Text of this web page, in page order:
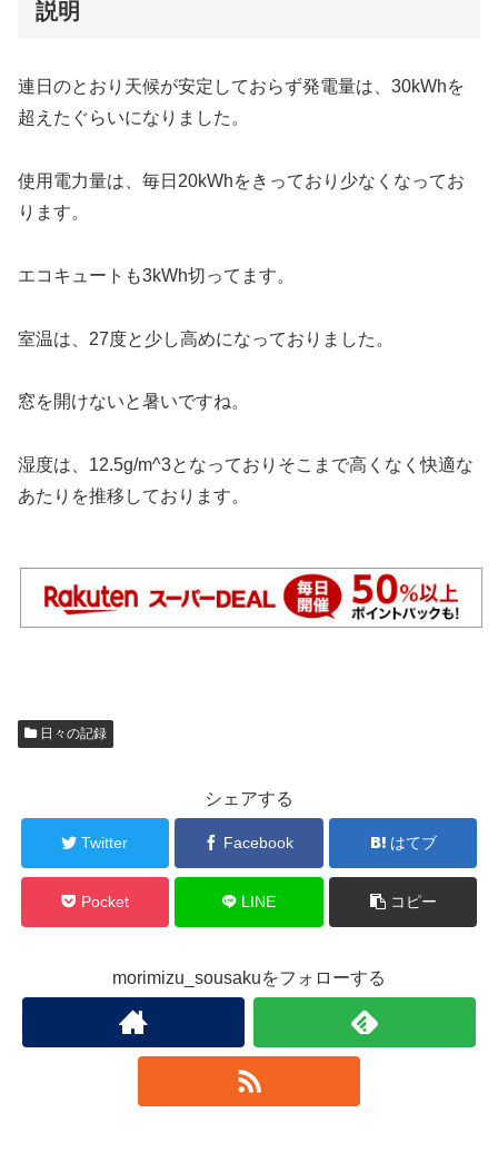
説明
連日のとおり天候が安定しておらず発電量は、30kWhを
超えたぐらいになりました。
使用電力量は、毎日20kWhをきっており少なくなってお
ります。
エコキュートも3kWh切ってます。
室温は、27度と少し高めになっておりました。
窓を開けないと暑いですね。
湿度は、12.5g/m^3となっておりそこまで高くなく快適な
あたりを推移しております。
日々の記録
シェアする
Twitter Facebook はてブ
Pocket LINE コピー
morimizu_sousakuをフォローする